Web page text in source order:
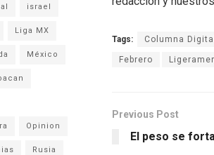
Tags: Columna Digital
Febrero
Previous Post
El peso se
israel
Liga MX
México
Opinion
Rusia